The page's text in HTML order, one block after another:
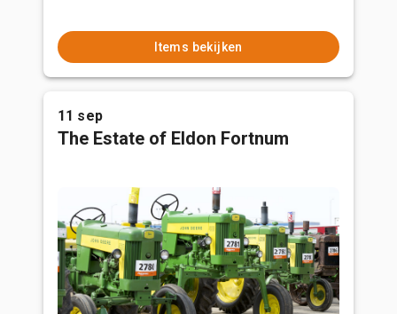
Items bekijken
11 sep
The Estate of Eldon Fortnum